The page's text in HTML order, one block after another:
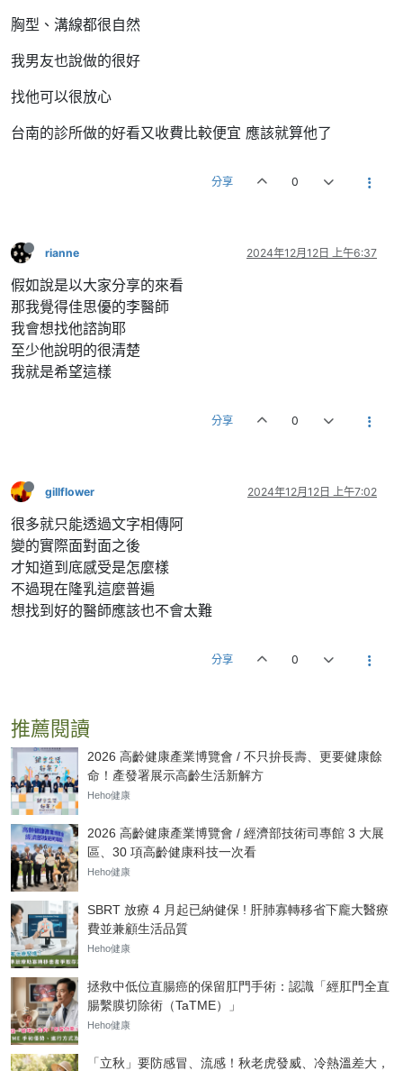
胸型、溝線都很自然
我男友也說做的很好
找他可以很放心
台南的診所做的好看又收費比較便宜 應該就算他了
分享 0
rianne 2024年12月12日 上午6:37
假如說是以大家分享的來看
那我覺得佳思優的李醫師
我會想找他諮詢耶
至少他說明的很清楚
我就是希望這樣
分享 0
gillflower 2024年12月12日 上午7:02
很多就只能透過文字相傳阿
變的實際面對面之後
才知道到底感受是怎麼樣
不過現在隆乳這麼普遍
想找到好的醫師應該也不會太難
分享 0
推薦閱讀